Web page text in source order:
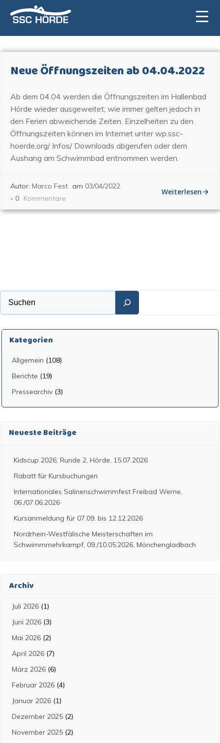
Neue Öffnungszeiten ab 04.04.2022
Ab dem 04.04 werden die Öffnungszeiten im Hallenbad
Hörde wieder ausgeweitet; wie immer gelten jedoch in
den Ferien abweichende Zeiten. Einzelheiten zu den
Öffnungszeiten können im Internet unter wp.ssc-
hoerde.org/ Infos/ Downloads abgerufen oder dem
Aushang am Schwimmbad entnommen werden.
Autor: Marco Fest am 03/04/2022
- 0 Kommentare
Weiterlesen
Kategorien
Allgemein (108)
Berichte (19)
Pressearchiv (3)
Neueste Beiträge
Kidscup 2026, Runde 2, Hörde, 15.07.2026
Rabatt für Kursbuchungen
Internationales Salinenschwimmfest Freibad Werne,
06./07.06.2026
Kursanmeldung für 07.09. bis 12.12.2026
Nordrhein-Westfälische Meisterschaften im
Schwimmmehrkampf, 09./10.05.2026, Mönchengladbach
Archiv
Juli 2026 (1)
Juni 2026 (3)
Mai 2026 (2)
April 2026 (7)
März 2026 (6)
Februar 2026 (4)
Januar 2026 (1)
Dezember 2025 (2)
November 2025 (2)